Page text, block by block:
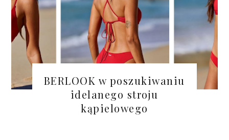
BERLOOK w poszukiwaniu
idelanego stroju
kąpielowego